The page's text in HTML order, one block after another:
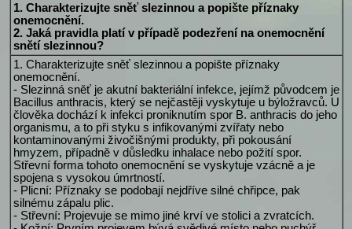
1. Charakterizujte sněť slezinnou a popište příznaky
onemocnění.
2. Jaká pravidla platí v případě podezření na onemocnění
snětí slezinnou?
1. Charakterizujte sněť slezinnou a popište příznaky
onemocnění.
- Slezinná sněť je akutní bakteriální infekce, jejímž původcem je
Bacillus anthracis, který se nejčastěji vyskytuje u býložravců. U
člověka dochází k infekci proniknutím spor B. anthracis do jeho
organismu, a to při styku s infikovanými zvířaty nebo
kontaminovanými živočišnými produkty, při pokousání
hmyzem, případně v důsledku inhalace nebo požití spor.
Střevní forma tohoto onemocnění se vyskytuje vzácně a je
spojena s vysokou úmrtností.
- Plicní: Příznaky se podobají nejdříve silné chřipce, pak
silnému zápalu plic.
- Střevní: Projevuje se mimo jiné krví ve stolici a zvratcích.